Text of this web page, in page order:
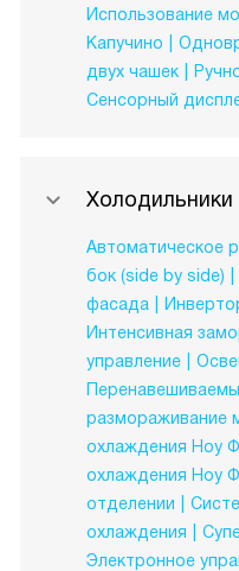
Использование
Капучино
двух чашек
Сенсорный
Холодильники
Автоматическое
бок (side by side)
фасада
Интенсивная
управление
размораживание
охлаждения Ноу
охлаждения Ноу
отделении
охлаждения
Электронное